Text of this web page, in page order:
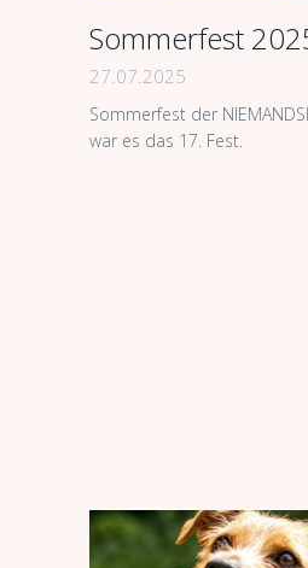
Sommerfest
27.07.2025
Sommerfest der
war es das 17. Fest.